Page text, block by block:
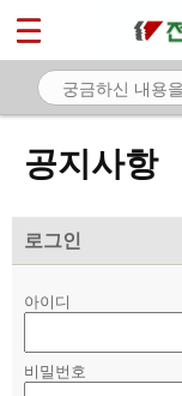
공지사항
로그인
아이디
비밀번호
마이페이지
소개
- 공지사항
- 성명·보도
자료